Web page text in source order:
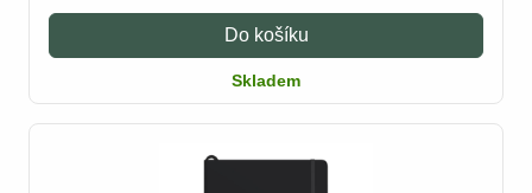
Do košíku
Skladem